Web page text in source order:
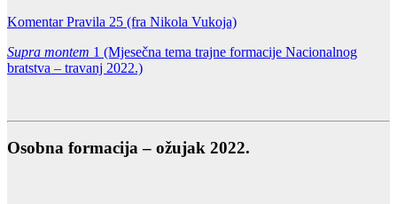
Komentar Pravila 25 (fra Nikola Vukoja)
Supra montem 1 (Mjesečna tema trajne formacije Nacionalnog
bratstva – travanj 2022.)
Osobna formacija – ožujak 2022.